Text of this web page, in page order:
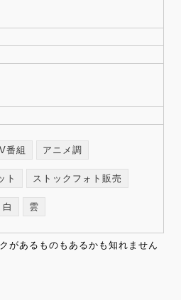
番組 アニメ調
ト ストックフォト販売
白 雲
があるものもあるかも知れません